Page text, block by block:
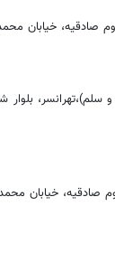
صادقیه، خیابان
بلوار
صادقیه، خیابان